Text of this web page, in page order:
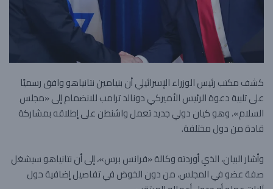
كشف مكتب رئيس الوزراء الإسرائيلي أن بنيامين نتانياهو وافق رسميًا
على تلبية دعوة الرئيس الأميركي دونالد ترامب للانضمام إلى «مجلس
السلام»، وهو كيان دولي جديد تعمل واشنطن على إطلاقه بمشاركة
قادة من دول مختلفة.
وأشار البيان، الذي أوردته وكالة «فرانس برس»، إلى أن نتانياهو سيشغل
صفة عضو في المجلس، من دون الخوض في تفاصيل إضافية حول